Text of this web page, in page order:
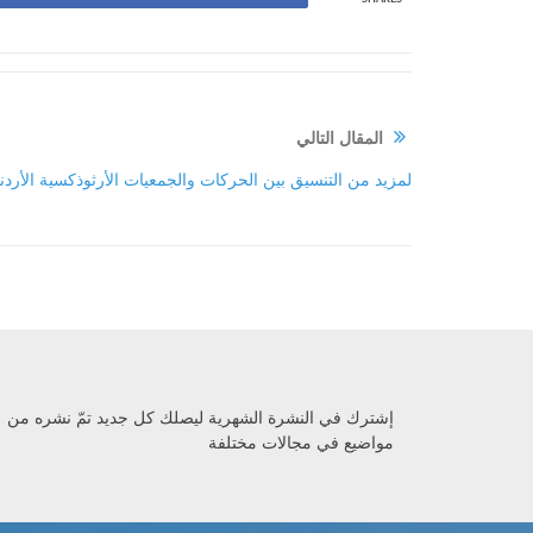
المقال التالي
لمزيد من التنسيق بين الحركات والجمعيات الأرثوذكسية
إشترك في النشرة الشهرية ليصلك كل جديد تمّ نشره من
مواضيع في مجالات مختلفة